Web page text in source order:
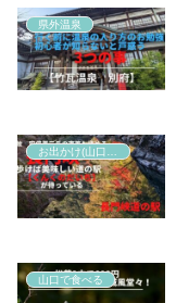
県外温泉
お出かけ(山口県)
山口で食べる